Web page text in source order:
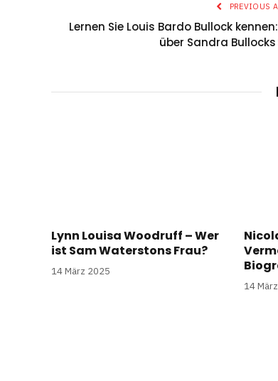
PREVIOUS
Lernen Sie Louis Bardo Bullock
über Sandra Bullocks
Lynn Louisa Woodruff – Wer
ist Sam Waterstons Frau?
14 März 2025
14